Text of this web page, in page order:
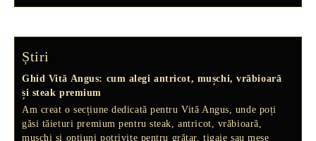
Știri
Ghid Vită Angus: cum alegi antricot, mușchi, vrăbioară
și steak premium
Am creat o secțiune dedicată pentru Vită Angus, unde poți
găsi tăieturi premium pentru steak, antricot, vrăbioară,
mușchi și opțiuni potrivite pentru grătar, tigaie sau mese